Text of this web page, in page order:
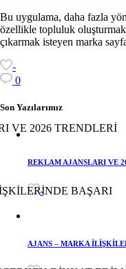
Bu uygulama, daha fazla
özellikle topluluk oluşturmak
çıkarmak isteyen marka
-
0
Son Yazılarımız
REKLAM AJANSLARI VE
-
AJANS – MARKA